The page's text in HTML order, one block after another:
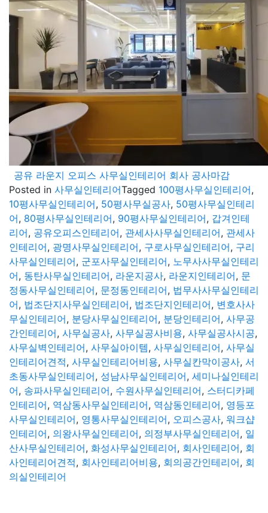
공유 라운지 오피스 사무실인테리어 회사 공사마감
Posted in 사무실인테리어Tagged 100평사무실인테리어,
10평사무실인테리어, 50평사무실공사, 50평사무실인테리
어, 80평사무실인테리어, 90평사무실인테리어, 갑겨인테
리어, 공유오피스인테리어, 관세사사무실인테리어, 관세사
인테리어, 광명사무실인테리어, 구로사무실인테리어, 구리
사무실인테리어, 군포사무실인테리어, 노무사사무실인테리
어, 동탄사무실인테리어, 라운지공사, 라운지인테리어, 문
정동사무실인테리어, 문정동인테리어, 법무사사무실인테리
어, 법조단지사무실인테리어, 법조단지인테리어, 변호사사
무실인테리어, 분당사무실인테리어, 분당인테리어, 사무공
간인테리어, 사무실공사, 사무실공사비용, 사무실공사시공,
사무실벽인테리어, 사무실아이템, 사무실인테리어, 사무실
인테리어견적, 사무실인테리어비용, 사무실칸막이공사, 서
초동사무실인테리어, 성남사무실인테리어, 세미나실인테리
어, 송파사무실인테리어, 수원사무실인테리어, 스터디카페
인테리어, 역삼동사무실인테리어, 역삼동인테리어, 영등포
사무실인테리어, 영통사무실인테리어, 오피스공사, 워크샵
인테리어, 의왕사무실인테리어, 의정부사무실인테리어, 일
산사무실인테리어, 화성사무실인테리어, 회사인테리어, 회
사인테리어견적, 회사인테리어비용, 회의공간인테리어, 회
의실인테리어